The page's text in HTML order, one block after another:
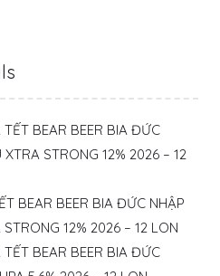
BEAR BEER BIA ĐỨC NHẬP
12% 2026 – 12 LON